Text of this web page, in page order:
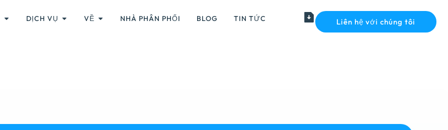
DỊCH VỤ VỀ NHÀ PHÂN PHỐI BLOG TIN TỨC Liên hệ với chúng tôi